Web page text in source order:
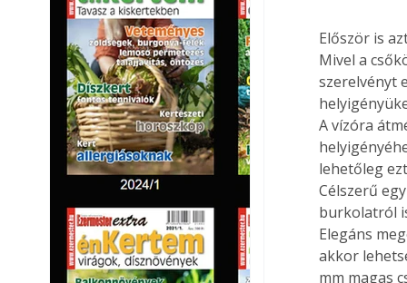
Először is
Mivel a
szerelvényt
A vízóra
lehetőleg
Célszerű
burkolatról
Elegáns
akkor
mm magas